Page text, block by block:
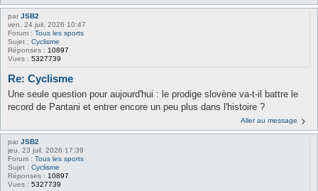
par JSB2
ven. 24 juil. 2026 10:47
Forum : Tous les sports
Sujet : Cyclisme
Réponses : 10897
Vues : 5327739
Re: Cyclisme
Une seule question pour aujourd'hui : le prodige slovène va-t-il battre le
record de Pantani et entrer encore un peu plus dans l'histoire ?
Aller au message
par JSB2
jeu. 23 juil. 2026 17:39
Forum : Tous les sports
Sujet : Cyclisme
Réponses : 10897
Vues : 5327739